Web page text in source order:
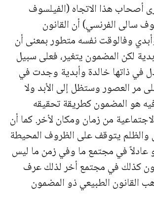
أصحاب هذا الاتجاه (الفيلسوف
سالى الفرنسي) أن القانون
وفالوقت نفسه متطور بمعنى أن
لكن المضمون يتغير، فعلى سبيل
في ذاتها خالدة وأبدية وجدت في
مر العصور وستظل إلى الأبد ولا
فيه هو المضمون كطريقة تحقيقه
من زمان ومكان لأخر. كما أن
والظلم يتوقف على الظروف المحيطة
عادلاً في مجتمع ما وفي زمن ما ليس
كذلك في مجتمع أخر لذلك عرف
القانون الطبيعي ذو المضمون